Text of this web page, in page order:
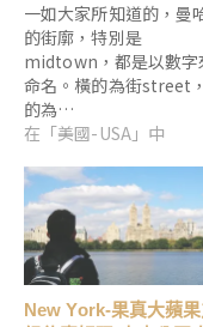
一如大家所知道的，曼
的街廓，特別是
midtown，都是以數字
命名。橫的為街street
的為…
在「美國-USA」中
New York-果真大蘋果